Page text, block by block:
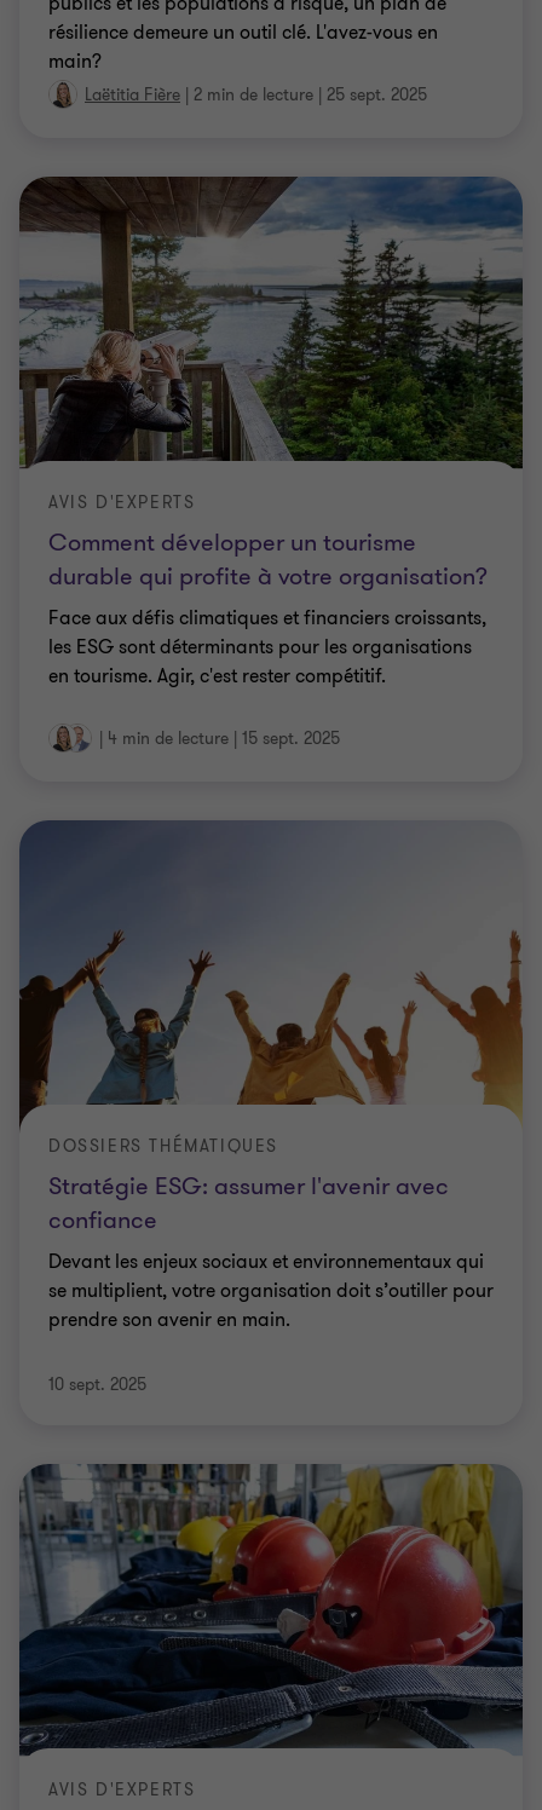
résilience demeure un outil clé. L'avez-vous en
main?
Laëtitia Fière | 2 min de lecture | 25 sept. 2025
Comment développer un tourisme
durable qui profite à votre organisation?
AVIS D'EXPERTS
Face aux défis climatiques et financiers croissants,
les ESG sont déterminants pour les organisations
en tourisme. Agir, c'est rester compétitif.
| 4 min de lecture | 15 sept. 2025
Stratégie ESG: assumer l'avenir avec
confiance
DOSSIERS THÉMATIQUES
Devant les enjeux sociaux et environnementaux qui
se multiplient, votre organisation doit s’outiller pour
prendre son avenir en main.
10 sept. 2025
AVIS D'EXPERTS